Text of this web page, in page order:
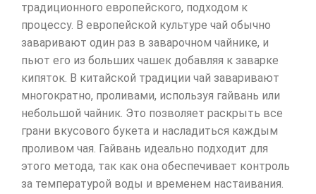
традиционного европейского, подходом к
процессу. В европейской культуре чай обычно
заваривают один раз в заварочном чайнике, и
пьют его из больших чашек добавляя к заварке
кипяток. В китайской традиции чай заваривают
многократно, проливами, используя гайвань или
небольшой чайник. Это позволяет раскрыть все
грани вкусового букета и насладиться каждым
проливом чая. Гайвань идеально подходит для
этого метода, так как она обеспечивает контроль
за температурой воды и временем настаивания.